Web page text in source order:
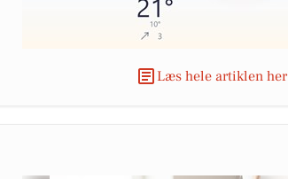
Læs hele artiklen her